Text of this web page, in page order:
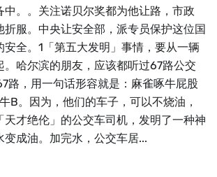
中。。关注诺贝尔奖都为他让路，市政
折服。中央让安全部，派专员保护这位国
安全。1「第五大发明」事情，要从一辆
。哈尔滨的朋友，应该都听过67路公交
路，用一句话形容就是：麻雀啄牛屁股
B。因为，他们的车子，可以不烧油，
天才绝伦」的公交车司机，发明了一种神
变成油。加完水，公交车居...